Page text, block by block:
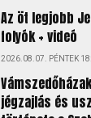
Az öt legjobb
folyók + videó
2026.08.07. PÉNTEK
jégzajlás és